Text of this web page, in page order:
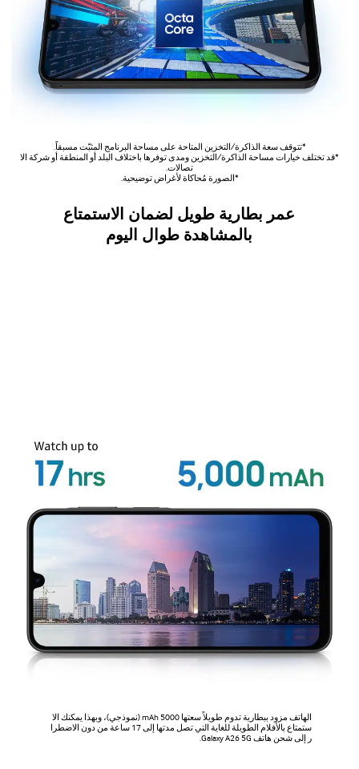
*تتوقف سعة الذاكرة/التخزين المتاحة على مساحة البرنامج المثبّت مسبقاً.
*قد تختلف خيارات مساحة الذاكرة/التخزين ومدى توفرها باختلاف البلد أو المنطقة أو شركة الا
تصالات.
*الصورة مُحاكاة لأغراض توضيحية.
عمر بطارية طويل لضمان الاستمتاع
بالمشاهدة طوال اليوم
الهاتف مزود ببطارية تدوم طويلاً سعتها 5000 mAh (نموذجي)، وبهذا يمكنك الا
ستمتاع بالأفلام الطويلة للغاية التي تصل مدتها إلى 17 ساعة من دون الاضطرا
ر إلى شحن هاتف Galaxy A26 5G.